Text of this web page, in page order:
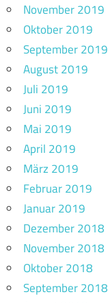
November 2019
Oktober 2019
September 2019
August 2019
Juli 2019
Juni 2019
Mai 2019
April 2019
März 2019
Februar 2019
Januar 2019
Dezember 2018
November 2018
Oktober 2018
September 2018